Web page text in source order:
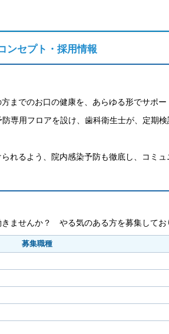
ンセプト・採用情報
までのお口の健康を、あらゆる形でサポ
専用フロアを設け、歯科衛生士が、定期
るよう、院内感染予防も徹底し、コミ
ませんか？ やる気のある方を募集して
募集職種